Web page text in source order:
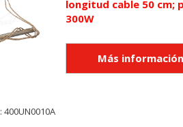
longitud cable 50 cm;
300W
400UN0010A